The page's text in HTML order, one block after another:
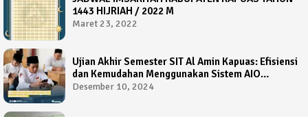
1443 HIJRIAH / 2022 M
Maret 23, 2022
Ujian Akhir Semester SIT Al Amin Kapuas: Efisiensi
dan Kemudahan Menggunakan Sistem AIO
Computer Based Test
Desember 10, 2024